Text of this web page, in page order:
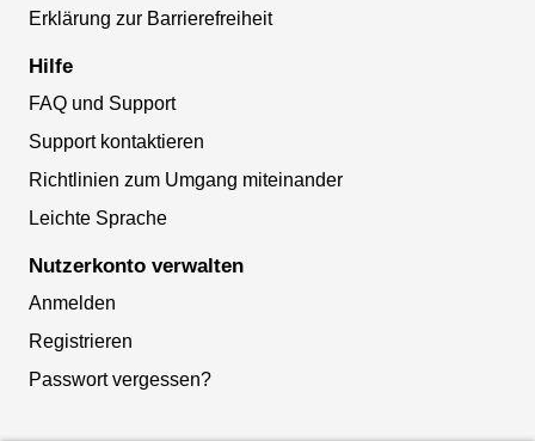
Erklärung zur Barrierefreiheit
Hilfe
FAQ und Support
Support kontaktieren
Richtlinien zum Umgang miteinander
Leichte Sprache
Nutzerkonto verwalten
Anmelden
Registrieren
Passwort vergessen?